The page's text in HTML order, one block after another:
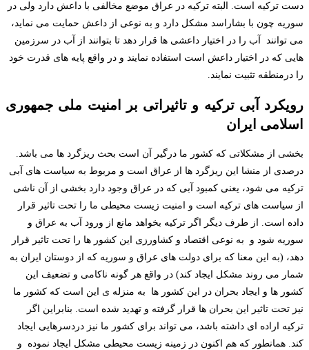
دست ترکیه است. البته ترکیه در عراق موضع مخالفی با داعش دارد ولی در
سوریه چون با بشاراسد مشکل دارد و به نوعی از داعش حمایت می نماید،
می توانند آب را در اختیار داعشی ها قرار دهد تا بتوانند از آب در سرزمین
هایی که در اختیار داعش است استفاده نمایند و در واقع پایه های قدرت خود
را درمنطقه تثبیت نمایند.
رویکرد آبی ترکیه و تاثیراتی بر امنیت ملی جمهوری
اسلامی ایران
بخشی از مشکلاتی که کشور ما درگیر آن است بحث ریزگرد ها می باشد.
درصدی از منشا این ریزگرد ها از عراق است و مربوط به سیاست های آبی
ترکیه می شود، یعنی کمبود آبی که در عراق وجود دارد بخشی از آن ناشی
از سیاست های ترکیه است و امنیت زیست محیطی ما را تحت تاثیر قرار
داده است. از طرف دیگر اگر ترکیه بخواهد مانع از ورود آب به عراق و
سوریه شود و به نوعی اقتصاد و کشاورزی این کشور ها را تحت تاثیر قرار
دهد، (به این معنا که برای دولت های عراق و سوریه که از دوستان ایران به
شمار می روند مشکل ایجاد کند) در واقع هر گونه ناکامی و تضعیف این
کشور ها و ایجاد بحران در این کشور ها به منزله ی این است که کشور ما
نیز تحت تاثیر این بحران ها قرار گرفته و تهدید شده است. بنابراین اگر
ترکیه اراده ای داشته باشد، می تواند برای کشور ما نیز دردسرهایی ایجاد
کند. همانطور که هم اکنون در زمینه زیست محیطی مشکل ایجاد نموده و